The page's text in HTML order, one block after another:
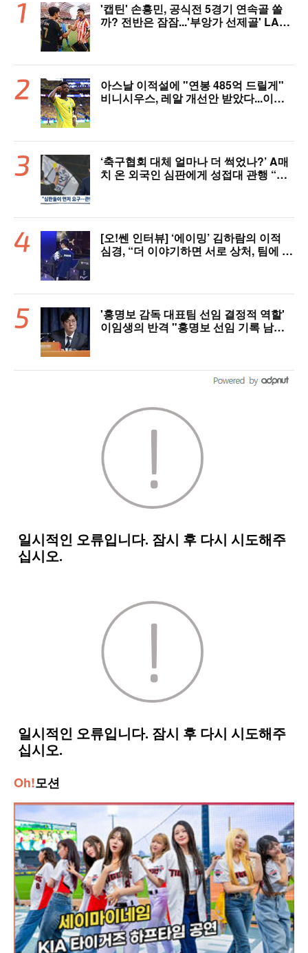
'캡틴' 손흥민, 공식전 5경기 연속골 쏠
까? 전반은 잠잠...'부앙가 선제골' LAF
아스날 이적설에 "연봉 485억 드릴게"
비니시우스, 레알 개선안 받았다...이제
‘축구협회 대체 얼마나 더 썩었나?’ A매
치 온 외국인 심판에게 성접대 관행 “그
[오!쎈 인터뷰] ‘에이밍’ 김하람의 이적
심경, “더 이야기하면 서로 상처, 팀에 피
'홍명보 감독 대표팀 선임 결정적 역할'
이임생의 반격 "홍명보 선임 기록 남아
Oh!모션